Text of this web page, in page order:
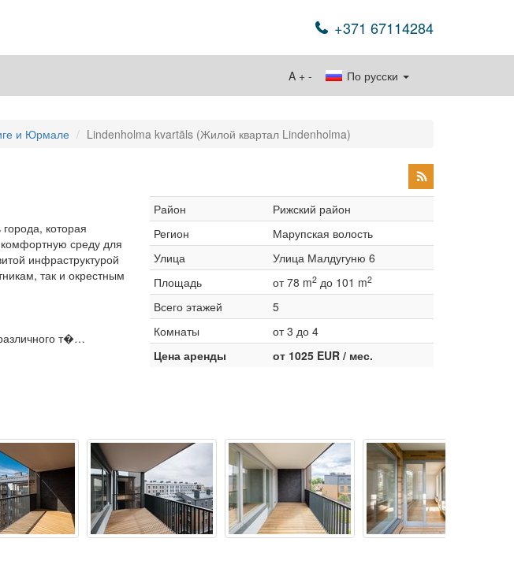
+371 67114284
По русски
A + -
и Юрмале Lindenholma kvartāls (Жилой квартал Lindenholma)
которая
среду для
инфраструктурой
так и окрестным
т�…
Район
Рижский район
Регион
Марупская волость
Улица
Улица Малдугуню 6
Площадь
от 78 m2 до 101 m2
Всего этажей
5
Комнаты
от 3 до 4
Цена аренды
от 1025 EUR / мес.